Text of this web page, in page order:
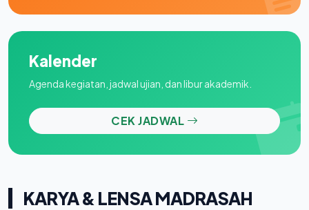
Kalender
Agenda kegiatan, jadwal ujian, dan libur akademik.
CEK JADWAL
KARYA & LENSA MADRASAH